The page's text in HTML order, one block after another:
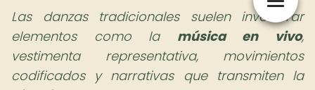
Las danzas tradicionales suelen involucrar
elementos como la música en vivo,
vestimenta representativa, movimientos
codificados y narrativas que transmiten la